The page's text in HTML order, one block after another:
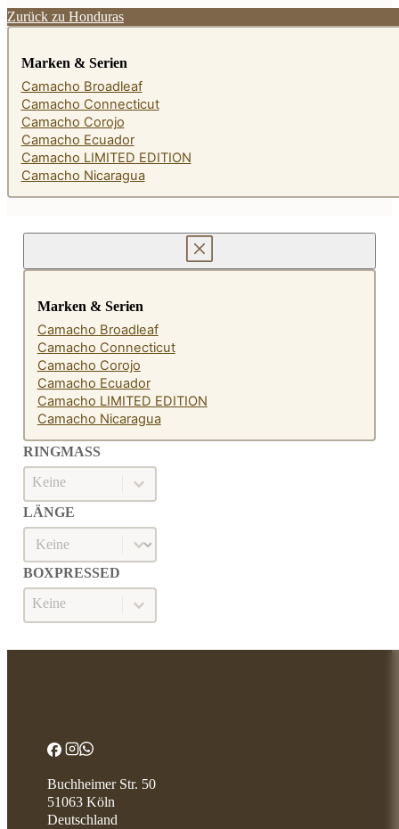
Zurück zu Honduras
Marken & Serien
Camacho Broadleaf
Camacho Connecticut
Camacho Corojo
Camacho Ecuador
Camacho LIMITED EDITION
Camacho Nicaragua
Marken & Serien
Camacho Broadleaf
Camacho Connecticut
Camacho Corojo
Camacho Ecuador
Camacho LIMITED EDITION
Camacho Nicaragua
RINGMASS
RINGMASS
Ringmaß
LÄNGE
LÄNGE
Länge
BOXPRESSED
BOXPRESSED
Boxpressed
Buchheimer Str. 50
51063 Köln
Deutschland